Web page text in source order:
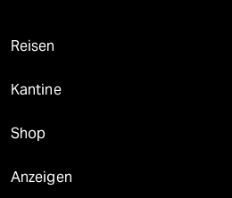
Reisen
Kantine
Shop
Anzeigen